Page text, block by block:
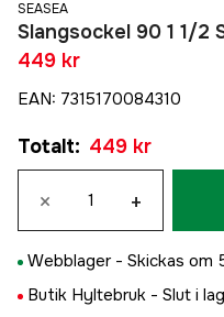
SEASEA
Slangsockel 90 1 1/2
449 kr
EAN: 7315170084310
Totalt: 449 kr
× +
Webblager - Skickas om
Butik Hyltebruk - Slut i